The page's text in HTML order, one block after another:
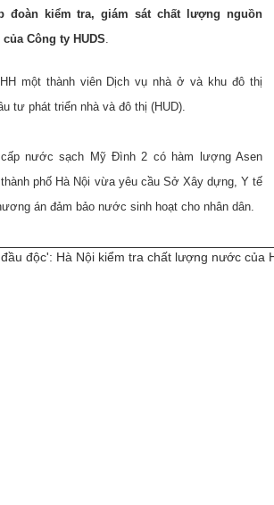
đoàn kiểm tra, giám sát chất lượng nguồn
Công ty HUDS.
một thành viên Dịch vụ nhà ở và khu đô thị
tư phát triển nhà và đô thị (HUD).
nước sạch Mỹ Đình 2 có hàm lượng Asen
thành phố Hà Nội vừa yêu cầu Sở Xây dựng, Y tế
án đảm bảo nước sinh hoạt cho nhân dân.